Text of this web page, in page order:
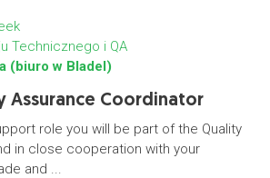
Technicznego i QA
(biuro w Bladel)
Assurance Coordinator
role you will be part of the Quality
in close cooperation with your
and ...